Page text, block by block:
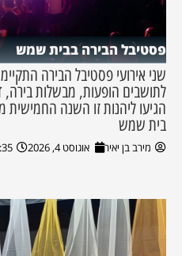
פסטיבל הבירה בבית שמש
שני אירועי פסטיבל הבירה
לתושבים הופעות, מבשלות בירה,
הגיעו ליהנות זו השנה
בית שמש
מירב בן יאיר אוגוסט 4, 2026 pm